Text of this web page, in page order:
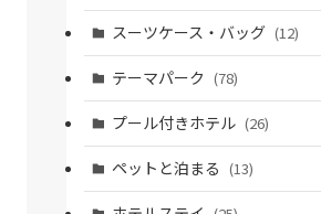
スーツケース・バッグ (12)
テーマパーク (78)
プール付きホテル (26)
ペットと泊まる (13)